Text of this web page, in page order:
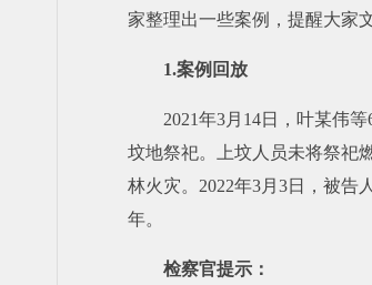
家整理出一些案例，提醒大家
1.案例回放
2021年3月14日，叶某伟
坟地祭祀。上坟人员未将祭祀
林火灾。2022年3月3日，被告
年。
检察官提示：